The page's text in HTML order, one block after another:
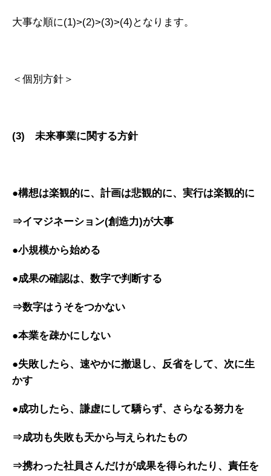
大事な順に(1)>(2)>(3)>(4)となります。
＜個別方針＞
(3) 未来事業に関する方針
●構想は楽観的に、計画は悲観的に、実行は楽観的に
⇒イマジネーション(創造力)が大事
●小規模から始める
●成果の確認は、数字で判断する
⇒数字はうそをつかない
●本業を疎かにしない
●失敗したら、速やかに撤退し、反省をして、次に生
かす
●成功したら、謙虚にして驕らず、さらなる努力を
⇒成功も失敗も天から与えられたもの
⇒携わった社員さんだけが成果を得られたり、責任を